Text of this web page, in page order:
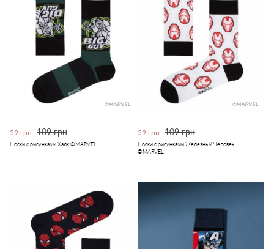
59 грн 109 грн
Носки с рисунками Халк ©MARVEL
59 грн 109 грн
Носки с рисунками Железный Человек
©MARVEL